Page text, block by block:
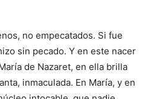
no empecatados. Si fue
sin pecado. Y en este nacer
de Nazaret, en ella brilla
inmaculada. En María, y en